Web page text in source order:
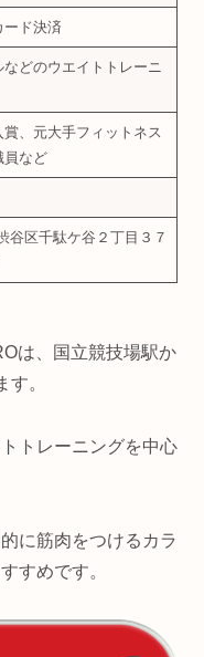
ード決済
どのウエイトトレーニ
、元大手フィットネス
員など
谷区千駄ケ谷２丁目３７
は、国立競技場駅か
。
トレーニングを中心
に筋肉をつけるカラ
すめです。